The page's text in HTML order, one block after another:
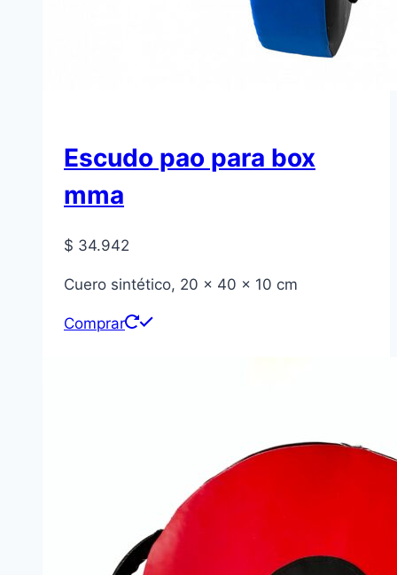
Escudo pao para box
mma
$ 34.942
Cuero sintético, 20 x 40 x 10 cm
Comprar